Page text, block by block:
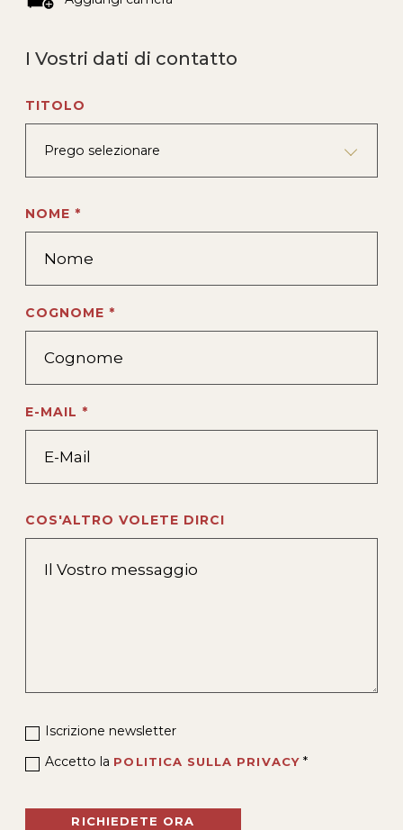
I Vostri dati di contatto
TITOLO
Prego selezionare
NOME *
COGNOME *
E-MAIL *
COS'ALTRO VOLETE DIRCI
Iscrizione newsletter
Accetto la POLITICA SULLA PRIVACY*
RICHIEDETE ORA